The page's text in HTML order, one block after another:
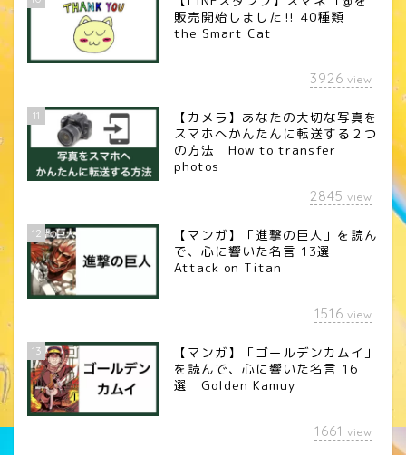
販売開始しました‼︎ 40種類
the Smart Cat
3926 view
11
【カメラ】あなたの大切な写真を
スマホへかんたんに転送する２つ
の方法 How to transfer
photos
2845 view
12
【マンガ】「進撃の巨人」を読ん
で、心に響いた名言 13選
Attack on Titan
1516 view
13
【マンガ】「ゴールデンカムイ」
を読んで、心に響いた名言 16
選 Golden Kamuy
1661 view